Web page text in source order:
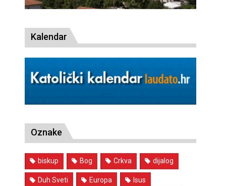
Kalendar
Oznake
biskup Bog Crkva dijalog
Duh Sveti Europa Isus